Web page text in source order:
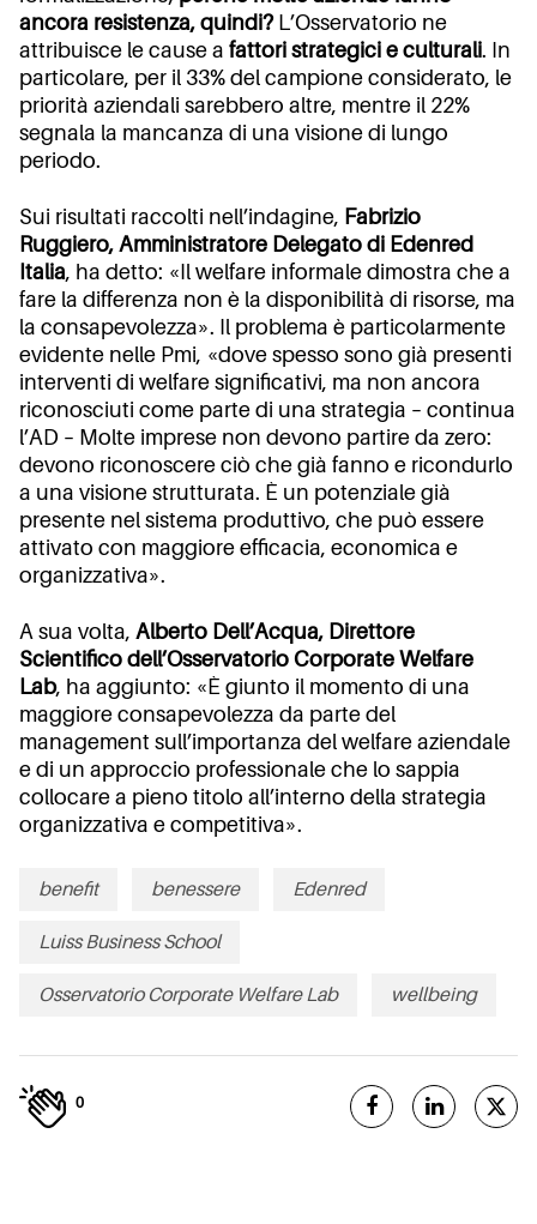
ancora resistenza, quindi?L’Osservatorio ne
attribuisce le cause a fattori strategici e culturali. In
particolare, per il 33% del campione considerato, le
priorità aziendali sarebbero altre, mentre il 22%
segnala la mancanza di una visione di lungo
periodo.
Sui risultati raccolti nell’indagine, Fabrizio
Ruggiero, Amministratore Delegato di Edenred
Italia, ha detto: «Il welfare informale dimostra che a
fare la differenza non è la disponibilità di risorse, ma
la consapevolezza». Il problema è particolarmente
evidente nelle Pmi, «dove spesso sono già presenti
interventi di welfare significativi, ma non ancora
riconosciuti come parte di una strategia – continua
l’AD – Molte imprese non devono partire da zero:
devono riconoscere ciò che già fanno e ricondurlo
a una visione strutturata. È un potenziale già
presente nel sistema produttivo, che può essere
attivato con maggiore efficacia, economica e
organizzativa».
A sua volta, Alberto Dell’Acqua, Direttore
Scientifico dell’Osservatorio Corporate Welfare
Lab, ha aggiunto: «È giunto il momento di una
maggiore consapevolezza da parte del
management sull’importanza del welfare aziendale
e di un approccio professionale che lo sappia
collocare a pieno titolo all’interno della strategia
organizzativa e competitiva».
benefit benessere Edenred
Luiss Business School
Osservatorio Corporate Welfare Lab wellbeing
0